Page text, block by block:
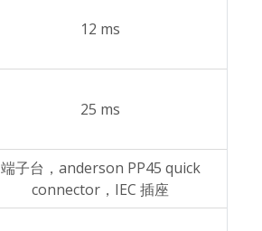
12 ms
25 ms
端子台，anderson PP45 quick
connector，IEC 插座